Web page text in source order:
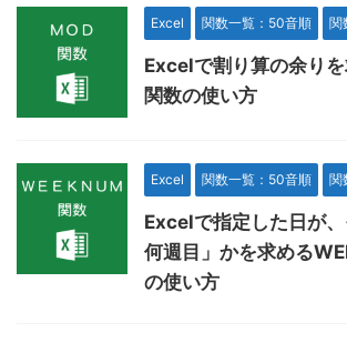
Excel 関数一覧：50音順 関
Excelで割り算の余り
関数の使い方
Excel 関数一覧：50音順 関
Excelで指定した日が
何週目」かを求める
の使い方